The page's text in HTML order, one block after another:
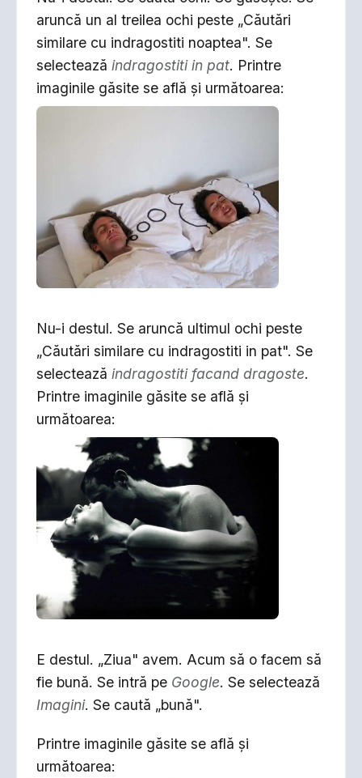
aruncă un al treilea ochi peste „Căutări
similare cu indragostiti noaptea". Se
selectează indragostiti in pat. Printre
imaginile găsite se află şi următoarea:
Nu-i destul. Se aruncă ultimul ochi peste
„Căutări similare cu indragostiti in pat". Se
selectează indragostiti facand dragoste.
Printre imaginile găsite se află şi
următoarea:
E destul. „Ziua" avem. Acum să o facem să
fie bună. Se intră pe Google. Se selectează
Imagini. Se caută „bună".
Printre imaginile găsite se află şi
următoarea: